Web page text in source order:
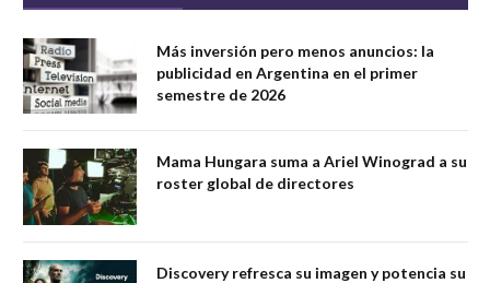
Más inversión pero menos anuncios: la
publicidad en Argentina en el primer
semestre de 2026
Mama Hungara suma a Ariel Winograd a su
roster global de directores
Discovery refresca su imagen y potencia su